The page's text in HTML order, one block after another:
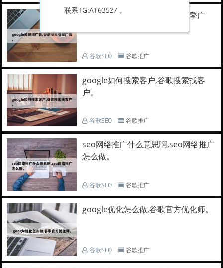
google关键词广告,谷歌搜索引擎广
谷歌SEO 谷歌推广
google如何搜索客户,谷歌搜索找客
户。
谷歌SEO 谷歌推广
seo网络推广什么意思啊,seo网络推广
怎么做。
谷歌SEO 谷歌推广
google优化怎么做,谷歌官方优化师。
谷歌SEO 谷歌推广
联系TG:AT63527 。